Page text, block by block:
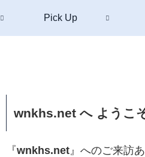
Pick Up
wnkhs.net へ ようこ
『wnkhs.net 』へのご来訪あ